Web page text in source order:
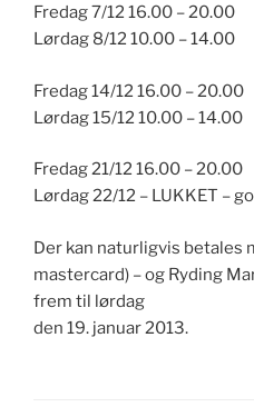
Fredag 7/12 16.00 – 20.00
Lørdag 8/12 10.00 – 14.00
Fredag 14/12 16.00 – 20.00
Lørdag 15/12 10.00 – 14.00
Fredag 21/12 16.00 – 20.00
Lørdag 22/12 – LUKKET –
Der kan naturligvis betales
mastercard) – og Ryding
frem til lørdag
den 19. januar 2013.